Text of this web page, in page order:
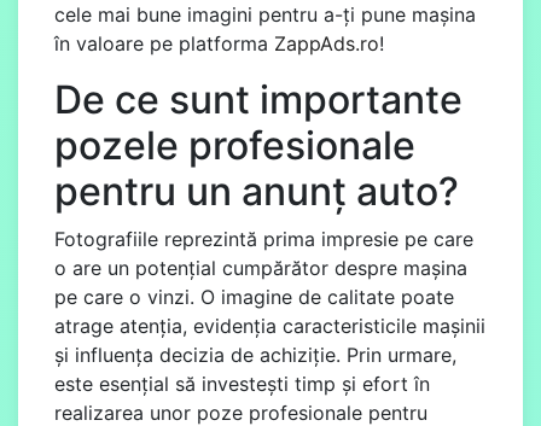
cele mai bune imagini pentru a-ți pune mașina
în valoare pe platforma ZappAds.ro!
De ce sunt importante
pozele profesionale
pentru un anunț auto?
Fotografiile reprezintă prima impresie pe care
o are un potențial cumpărător despre mașina
pe care o vinzi. O imagine de calitate poate
atrage atenția, evidenția caracteristicile mașinii
și influența decizia de achiziție. Prin urmare,
este esențial să investești timp și efort în
realizarea unor poze profesionale pentru